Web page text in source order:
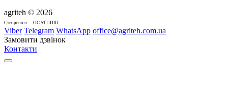
agriteh © 2026
Cтворено в — OC STUDIO
Viber Telegram WhatsApp office@agriteh.com.ua
Замовити дзвінок
Контакти